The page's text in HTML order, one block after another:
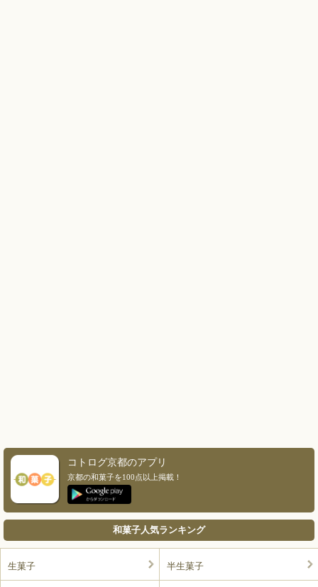
コトログ京都のアプリ
京都の和菓子を100点以上掲載！
和菓子人気ランキング
生菓子 半生菓子